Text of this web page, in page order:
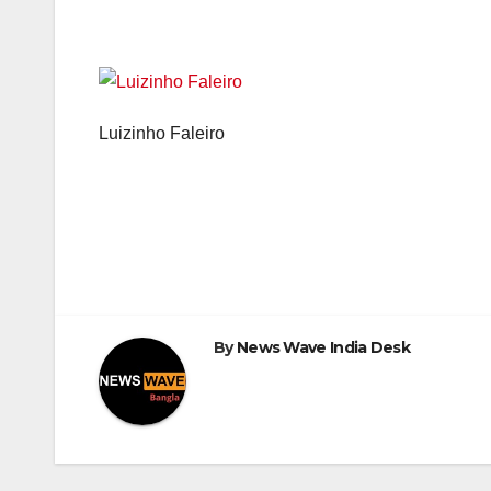
Luizinho Faleiro
ByNews Wave India Desk